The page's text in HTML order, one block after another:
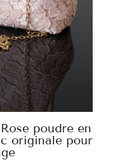
poudre en
originale pour